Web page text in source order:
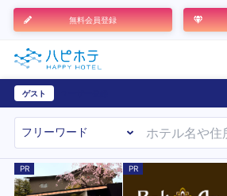
無料会員登録
ゲスト
PR PR